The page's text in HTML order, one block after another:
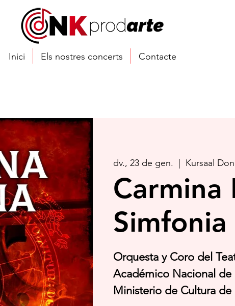
Inici Els nostres concerts Contacte
dv., 23 de gen. Kursaal
Carmina
Orquesta y Coro del
Académico Nacional de
Ministerio de Cultura de